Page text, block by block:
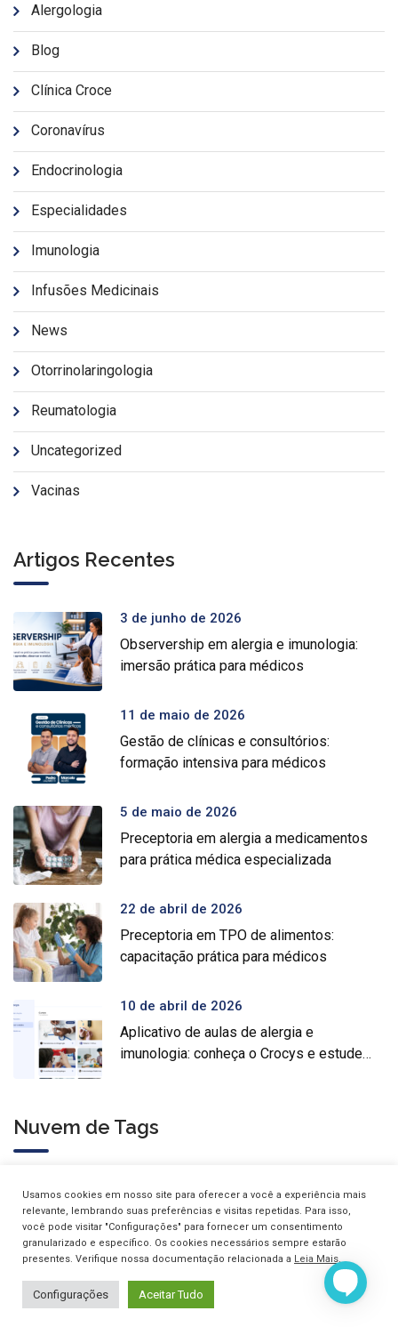
Alergologia
Blog
Clínica Croce
Coronavírus
Endocrinologia
Especialidades
Imunologia
Infusões Medicinais
News
Otorrinolaringologia
Reumatologia
Uncategorized
Vacinas
Artigos Recentes
3 de junho de 2026
Observership em alergia e imunologia:
imersão prática para médicos
11 de maio de 2026
Gestão de clínicas e consultórios:
formação intensiva para médicos
5 de maio de 2026
Preceptoria em alergia a medicamentos
para prática médica especializada
22 de abril de 2026
Preceptoria em TPO de alimentos:
capacitação prática para médicos
10 de abril de 2026
Aplicativo de aulas de alergia e
imunologia: conheça o Crocys e estude
Nuvem de Tags
Alergia Alergia Alimentar Alergia Respiratória
Alergias Alergologia Alergologista Anafilaxia
Artrite Reumatoide Asma Carteira De Vacinação
Usamos cookies em nosso site para oferecer a você a experiência mais
relevante, lembrando suas preferências e visitas repetidas. Para isso,
você pode visitar "Configurações" para fornecer um consentimento
granularizado e específico. Os cookies necessários sempre estarão
presentes. Verifique nossa documentação relacionada a Leia Mais.
Configurações Aceitar Tudo